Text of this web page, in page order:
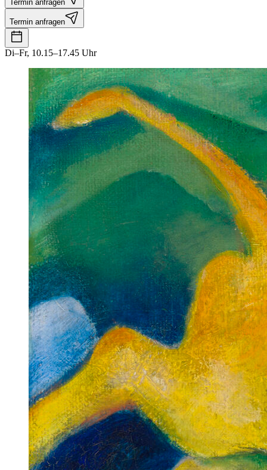
Termin anfragen
Termin anfragen
Di–Fr, 10.15–17.45 Uhr